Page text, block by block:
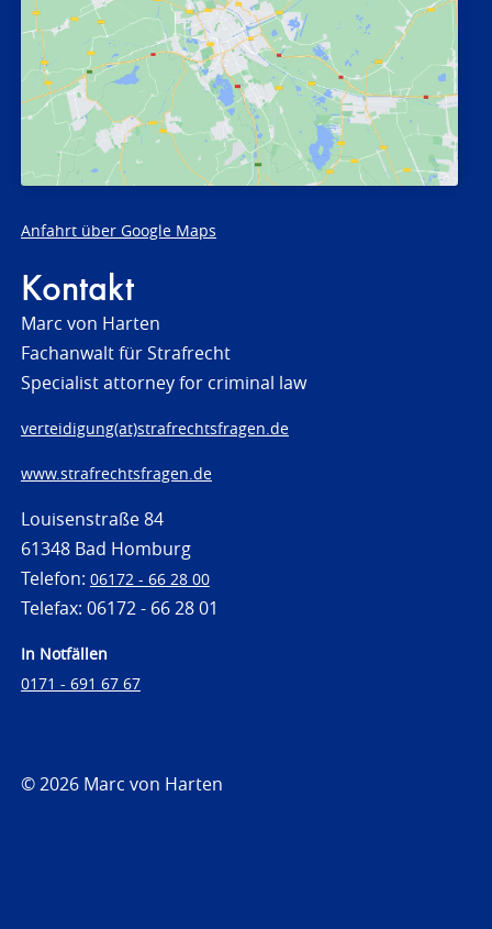
Anfahrt über Google Maps
Kontakt
Marc von Harten
Fachanwalt für Strafrecht
Specialist attorney for criminal law
verteidigung(at)strafrechtsfragen.de
www.strafrechtsfragen.de
Louisenstraße 84
61348 Bad Homburg
Telefon: 06172 - 66 28 00
Telefax: 06172 - 66 28 01
In Notfällen
0171 - 691 67 67
© 2026 Marc von Harten